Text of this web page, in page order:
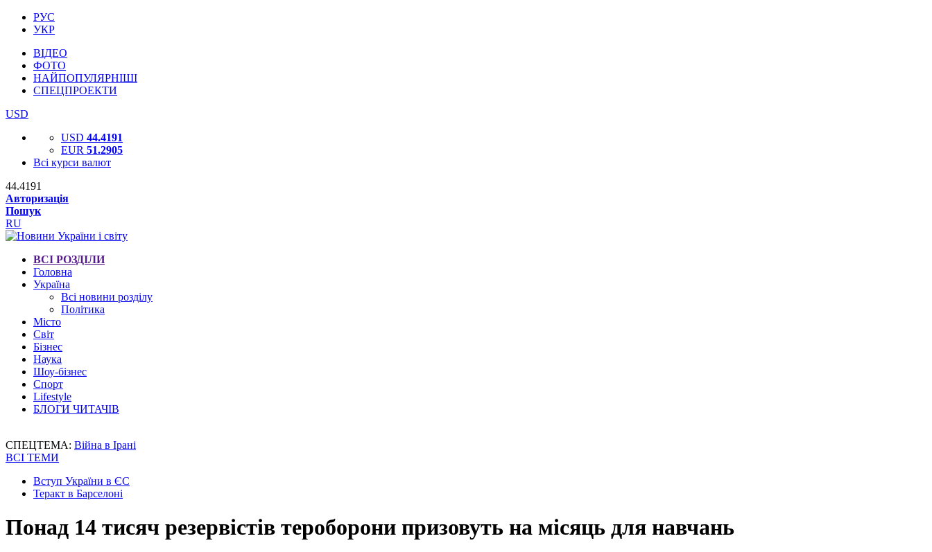
РУС
УКР
ВІДЕО
ФОТО
НАЙПОПУЛЯРНІШІ
СПЕЦПРОЕКТИ
USD
USD 44.4191
EUR 51.2905
Всі курси валют
44.4191
Авторизація
Пошук
RU
ВСІ РОЗДІЛИ
Головна
Україна
Всі новини розділу
Політика
Місто
Світ
Бізнес
Наука
Шоу-бізнес
Спорт
Lifestyle
БЛОГИ ЧИТАЧІВ
СПЕЦТЕМА: Війна в Ірані
ВСІ ТЕМИ
Вступ України в ЄС
Теракт в Барселоні
Понад 14 тисяч резервістів тероборони призовуть на місяць для навчань